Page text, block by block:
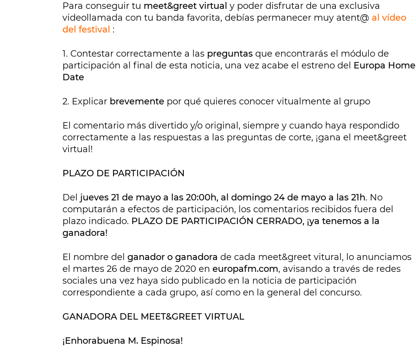
Para conseguir tu meet&greet virtual y poder disfrutar de una exclusiva
videollamada con tu banda favorita, debías permanecer muy atent@ al vídeo
del festival :
1. Contestar correctamente a las preguntas que encontrarás el módulo de
participación al final de esta noticia, una vez acabe el estreno del Europa Home
Date
2. Explicar brevemente por qué quieres conocer vitualmente al grupo
El comentario más divertido y/o original, siempre y cuando haya respondido
correctamente a las respuestas a las preguntas de corte, ¡gana el meet&greet
virtual!
PLAZO DE PARTICIPACIÓN
Del jueves 21 de mayo a las 20:00h, al domingo 24 de mayo a las 21h. No
computarán a efectos de participación, los comentarios recibidos fuera del
plazo indicado. PLAZO DE PARTICIPACIÓN CERRADO, ¡ya tenemos a la
ganadora!
El nombre del ganador o ganadora de cada meet&greet vitural, lo anunciamos
el martes 26 de mayo de 2020 en europafm.com, avisando a través de redes
sociales una vez haya sido publicado en la noticia de participación
correspondiente a cada grupo, así como en la general del concurso.
GANADORA DEL MEET&GREET VIRTUAL
¡Enhorabuena M. Espinosa!